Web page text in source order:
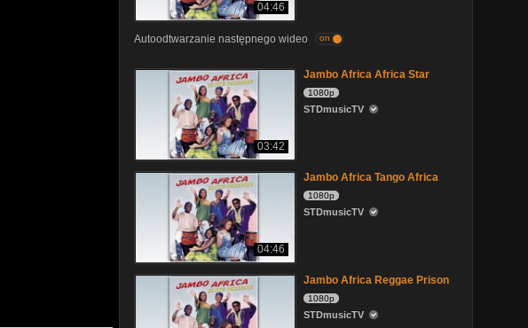
04:46
Autoodtwarzanie następnego wideo on
03:42
Jambo Africa Africa Star
1080p
STDmusicTV
04:46
Jambo Africa Tango Africa
1080p
STDmusicTV
Jambo Africa Reggae Prison
1080p
STDmusicTV